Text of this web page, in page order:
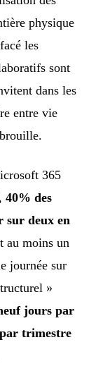
physique
les
sont
dans les
entre vie
365
40% des
sur deux en
au moins un
journée sur
»
jours par
trimestre